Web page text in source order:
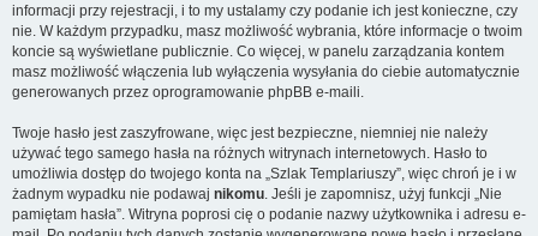
informacji przy rejestracji, i to my ustalamy czy podanie ich jest konieczne, czy
nie. W każdym przypadku, masz możliwość wybrania, które informacje o twoim
koncie są wyświetlane publicznie. Co więcej, w panelu zarządzania kontem
masz możliwość włączenia lub wyłączenia wysyłania do ciebie automatycznie
generowanych przez oprogramowanie phpBB e-maili.
Twoje hasło jest zaszyfrowane, więc jest bezpieczne, niemniej nie należy
używać tego samego hasła na różnych witrynach internetowych. Hasło to
umożliwia dostęp do twojego konta na „Szlak Templariuszy”, więc chroń je i w
żadnym wypadku nie podawaj nikomu. Jeśli je zapomnisz, użyj funkcji „Nie
pamiętam hasła”. Witryna poprosi cię o podanie nazwy użytkownika i adresu e-